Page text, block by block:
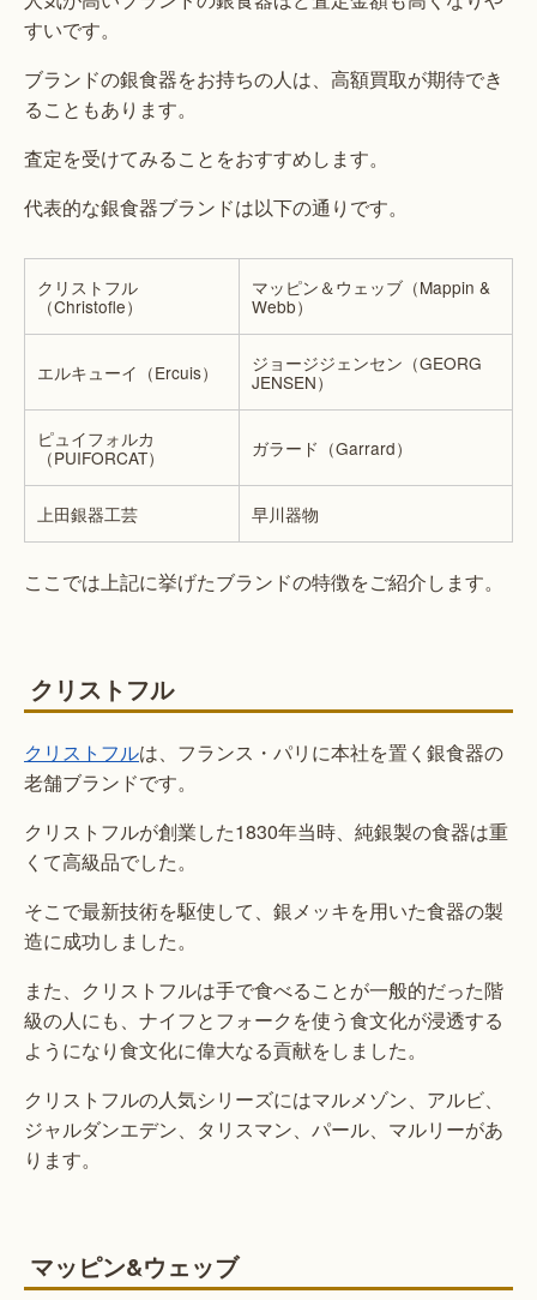
すいです。
ブランドの銀食器をお持ちの人は、高額買取が期待でき
ることもあります。
査定を受けてみることをおすすめします。
代表的な銀食器ブランドは以下の通りです。
クリストフル
（Christofle）
マッピン＆ウェッブ（Mappin &
Webb）
エルキューイ（Ercuis）
ジョージジェンセン（GEORG
JENSEN）
ピュイフォルカ
（PUIFORCAT）
ガラード（Garrard）
上田銀器工芸 早川器物
ここでは上記に挙げたブランドの特徴をご紹介します。
クリストフル
クリストフルは、フランス・パリに本社を置く銀食器の
老舗ブランドです。
クリストフルが創業した1830年当時、純銀製の食器は重
くて高級品でした。
そこで最新技術を駆使して、銀メッキを用いた食器の製
造に成功しました。
また、クリストフルは手で食べることが一般的だった階
級の人にも、ナイフとフォークを使う食文化が浸透する
ようになり食文化に偉大なる貢献をしました。
クリストフルの人気シリーズにはマルメゾン、アルビ、
ジャルダンエデン、タリスマン、パール、マルリーがあ
ります。
マッピン&ウェッブ